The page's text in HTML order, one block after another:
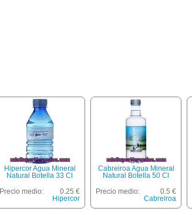
Hipercor Agua Mineral
Natural Botella 33 Cl
Precio medio:
0.25 €
Hipercor
Cabreiroa Agua Mineral
Natural Botella 50 Cl
Precio medio:
0.5 €
Cabreiroa